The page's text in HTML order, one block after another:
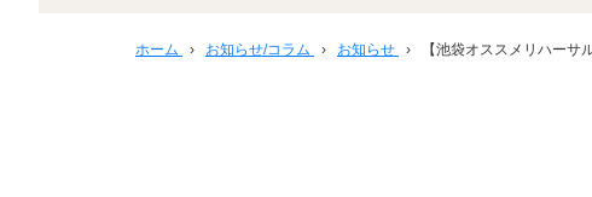
ホーム › お知らせ/コラム › お知らせ › 【池袋オススメリハーサ